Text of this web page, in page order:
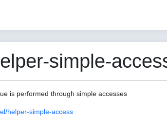
simple-
is performed through simple accesses
helper-simple-access